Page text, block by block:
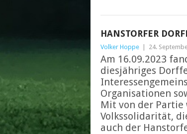
HANSTORFER
Volker Hoppe 24.
Am 16.09.2023
diesjähriges
Organisationen
Mit von der Partie
Volkssolidarität,
auch der